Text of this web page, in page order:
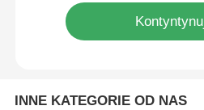
Explosion Proof Box
wyłącznik przeciwwybuchowy
INNE KATEGORIE OD NAS